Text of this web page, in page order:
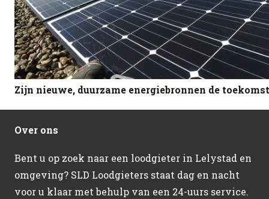
Zijn nieuwe, duurzame energiebronnen de
Over ons
Bent u op zoek naar een loodgieter in Lelystad en
omgeving? SLD Loodgieters staat dag en nacht
voor u klaar met behulp van een 24-uurs service.